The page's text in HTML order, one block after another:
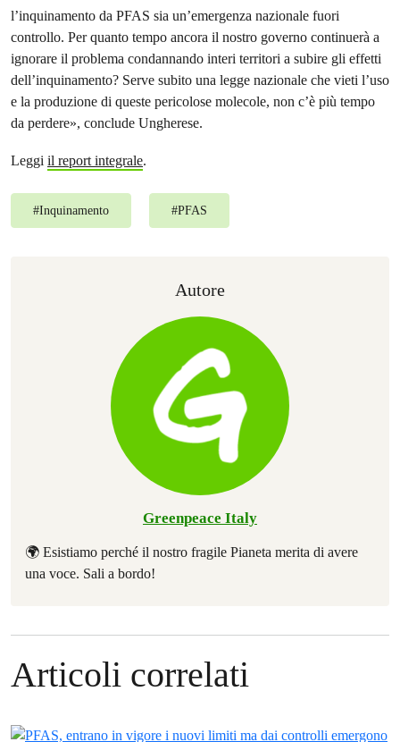
l’inquinamento da PFAS sia un’emergenza nazionale fuori
controllo. Per quanto tempo ancora il nostro governo continuerà a
ignorare il problema condannando interi territori a subire gli effetti
dell’inquinamento? Serve subito una legge nazionale che vieti l’uso
e la produzione di queste pericolose molecole, non c’è più tempo
da perdere», conclude Ungherese.
Leggi il report integrale.
#Inquinamento #PFAS
Autore
Greenpeace Italy
🌍 Esistiamo perché il nostro fragile Pianeta merita di avere
una voce. Sali a bordo!
Articoli correlati